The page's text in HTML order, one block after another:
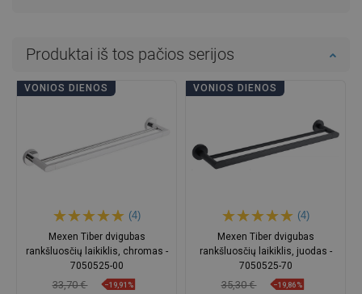
Produktai iš tos pačios serijos
VONIOS DIENOS
(4)
Mexen Tiber dvigubas
rankšluosčių laikiklis, chromas -
7050525-00
33,70 € −19,91%
VONIOS DIENOS
(4)
Mexen Tiber dvigubas
rankšluosčių laikiklis, juodas -
7050525-70
35,30 € −19,86%